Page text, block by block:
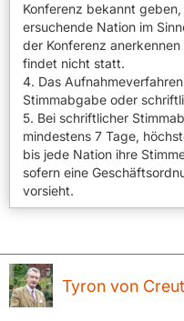
Konferenz bekannt
ersuchende Nation im
der Konferenz
findet nicht statt.
4. Das
Stimmabgabe oder
5. Bei schriftlicher
mindestens 7 Tage,
bis jede Nation ihre
sofern eine
vorsieht.
Tyron von